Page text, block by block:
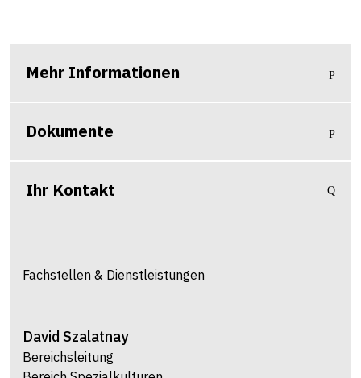
Mehr Informationen
Dokumente
Ihr Kontakt
Fachstellen & Dienstleistungen
David Szalatnay
Bereichsleitung